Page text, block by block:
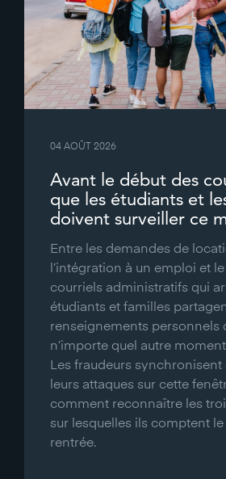
04 AOÛT 2026
Avant le début des
que les étudiants et
doivent surveiller ce
Entre les demandes de
l’intégration à un emploi et
courriels administratifs qui
étudiants et familles
renseignements personnels
n’importe quel autre moment
Les fraudeurs
leurs attaques sur cette
comment reconnaître les
sur lesquelles ils comptent le
rentrée.